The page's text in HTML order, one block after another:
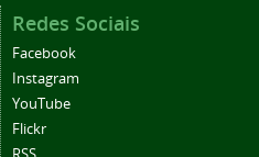
Redes Sociais
Facebook
Instagram
YouTube
Flickr